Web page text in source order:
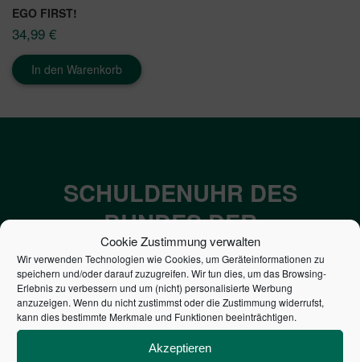
Cookie Zustimmung verwalten
Wir verwenden Technologien wie Cookies, um Geräteinformationen zu
speichern und/oder darauf zuzugreifen. Wir tun dies, um das Browsing-
Erlebnis zu verbessern und um (nicht) personalisierte Werbung
anzuzeigen. Wenn du nicht zustimmst oder die Zustimmung widerrufst,
kann dies bestimmte Merkmale und Funktionen beeinträchtigen.
Akzeptieren
EGO FIRST!
34,99 €
In den Warenkorb
SCHULDENUHR DES
BUNDES DER
STEUERZAHLER
7,052€
NEUVERSCHULDUNG
PRO SEKUNDE